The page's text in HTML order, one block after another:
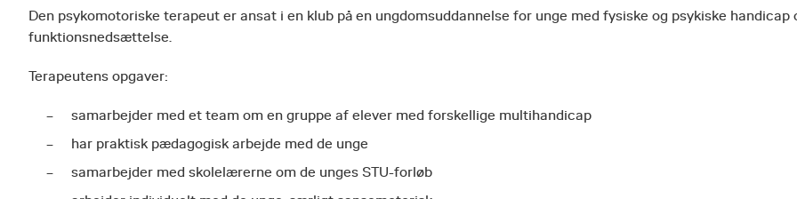
Den psykomotoriske terapeut er ansat i en klub på en ungdomsuddannelse for unge med fysiske og psykiske handicap
funktionsnedsættelse.
Terapeutens opgaver:
samarbejder med et team om en gruppe af elever med forskellige multihandicap
har praktisk pædagogisk arbejde med de unge
samarbejder med skolelærerne om de unges STU-forløb